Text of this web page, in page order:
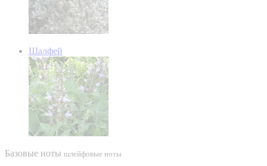
Шалфей
Базовые ноты шлейфовые ноты